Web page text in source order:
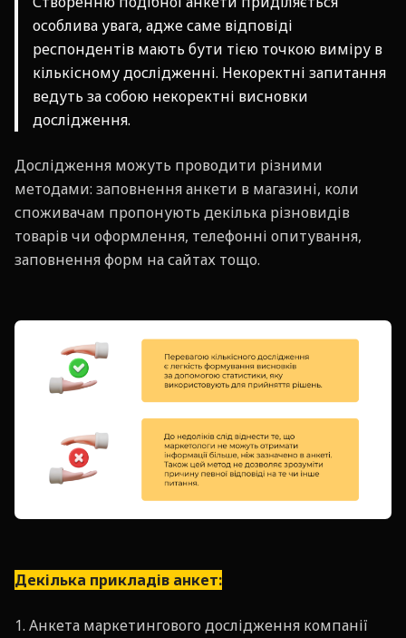
особлива увага, адже саме відповіді
респондентів мають бути тією точкою виміру в
кількісному дослідженні. Некоректні запитання
ведуть за собою некоректні висновки
дослідження.
Дослідження можуть проводити різними
методами: заповнення анкети в магазині, коли
споживачам пропонують декілька різновидів
товарів чи оформлення, телефонні опитування,
заповнення форм на сайтах тощо.
Декілька прикладів анкет:
1. Анкета маркетингового дослідження компанії